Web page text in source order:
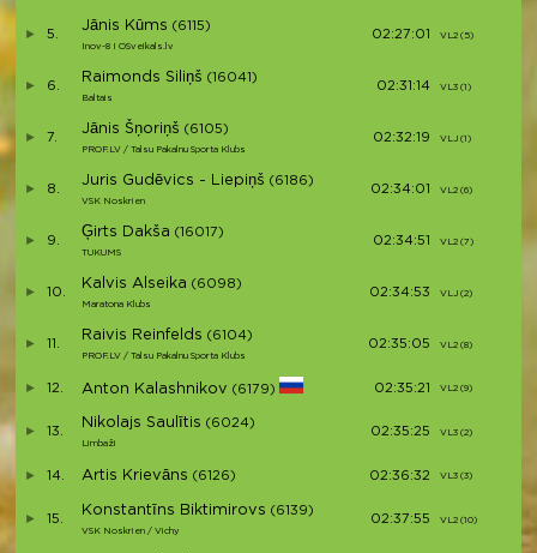
5.
Jānis Kūms (6115)
Inov-8 I OSveikals.lv
02:27:01 VL2 (5)
6.
Raimonds Siliņš (16041)
Baltais
02:31:14 VL3 (1)
7.
Jānis Šņoriņš (6105)
PROF.LV / Talsu Pakalnu Sporta Klubs
02:32:19 VLJ (1)
8.
Juris Gudēvics - Liepiņš (6186)
VSK Noskrien
02:34:01 VL2 (6)
9.
Ģirts Dakša (16017)
TUKUMS
02:34:51 VL2 (7)
10.
Kalvis Alseika (6098)
Maratona Klubs
02:34:53 VLJ (2)
11.
Raivis Reinfelds (6104)
PROF.LV / Talsu Pakalnu Sporta Klubs
02:35:05 VL2 (8)
12. Anton Kalashnikov (6179) 02:35:21 VL2 (9)
13.
Nikolajs Saulītis (6024)
Limbaži
02:35:25 VL3 (2)
14. Artis Krievāns (6126) 02:36:32 VL3 (3)
15.
Konstantīns Biktimirovs (6139)
VSK Noskrien / Vichy
02:37:55 VL2 (10)